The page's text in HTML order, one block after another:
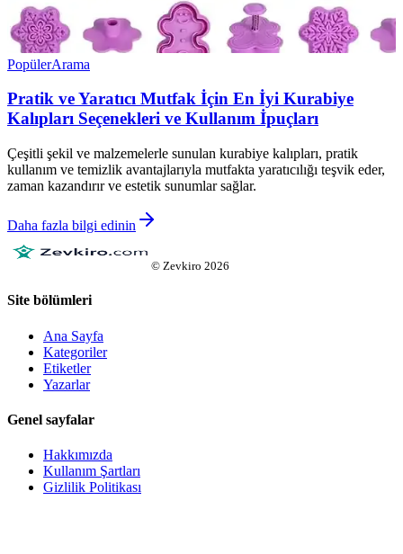
PopülerArama
Pratik ve Yaratıcı Mutfak İçin En İyi Kurabiye
Kalıpları Seçenekleri ve Kullanım İpuçları
Çeşitli şekil ve malzemelerle sunulan kurabiye kalıpları, pratik
kullanım ve temizlik avantajlarıyla mutfakta yaratıcılığı teşvik eder,
zaman kazandırır ve estetik sunumlar sağlar.
Daha fazla bilgi edinin
© Zevkiro 2026
Site bölümleri
Ana Sayfa
Kategoriler
Etiketler
Yazarlar
Genel sayfalar
Hakkımızda
Kullanım Şartları
Gizlilik Politikası